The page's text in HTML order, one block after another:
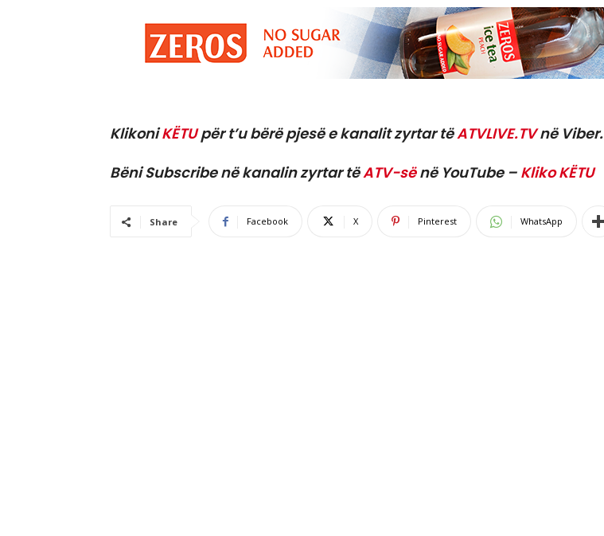
KlikoniKËTUpër t’u bërë pjesë e kanalit zyrtar tëATVLIVE.TVnë Viber.
Bëni Subscribe në kanalin zyrtar tëATV-sënë YouTube – Kliko KËTU
Share Facebook X Pinterest WhatsApp